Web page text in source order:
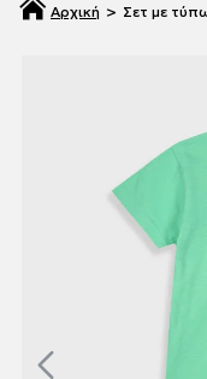
Σετ με